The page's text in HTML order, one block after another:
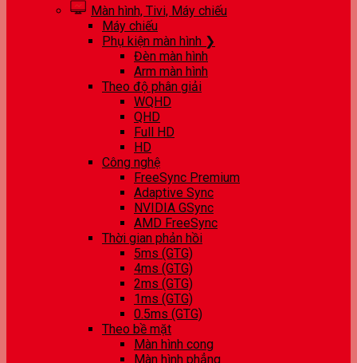
Màn hình, Tivi, Máy chiếu
Máy chiếu
Phụ kiện màn hình ❯
Đèn màn hình
Arm màn hình
Theo độ phân giải
WQHD
QHD
Full HD
HD
Công nghệ
FreeSync Premium
Adaptive Sync
NVIDIA GSync
AMD FreeSync
Thời gian phản hồi
5ms (GTG)
4ms (GTG)
2ms (GTG)
1ms (GTG)
0.5ms (GTG)
Theo bề mặt
Màn hình cong
Màn hình phẳng